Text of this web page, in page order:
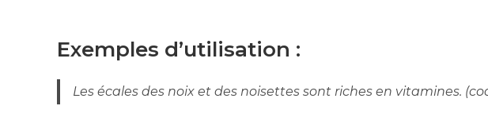
Exemples d’utilisation :
Les écales des noix et des noisettes sont riches en vitamines.